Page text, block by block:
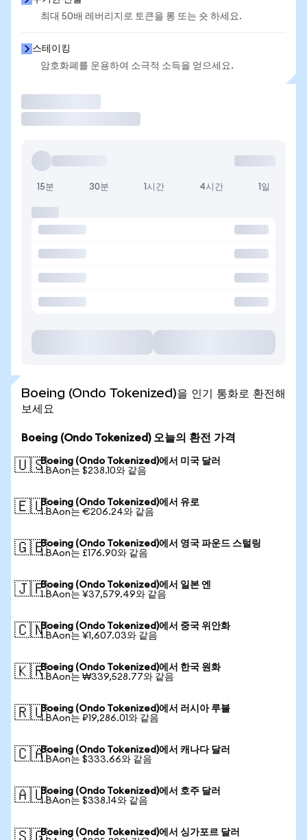
최대 50배 레버리지로 토큰을 롱 또는 숏 하세요.
스테이킹
암호화폐를 운용하여 소극적 소득을 얻으세요.
15분 30분 1시간 4시간 1일
Boeing (Ondo Tokenized)을 인기 통화로 환전해
보세요
Boeing (Ondo Tokenized) 오늘의 환전 가격
🇺🇸Boeing (Ondo Tokenized)에서 미국 달러
1 BAon는 $238.10와 같음
🇪🇺Boeing (Ondo Tokenized)에서 유로
1 BAon는 €206.24와 같음
🇬🇧Boeing (Ondo Tokenized)에서 영국 파운드 스털링
1 BAon는 £176.90와 같음
🇯🇵Boeing (Ondo Tokenized)에서 일본 엔
1 BAon는 ¥37,579.49와 같음
🇨🇳Boeing (Ondo Tokenized)에서 중국 위안화
1 BAon는 ¥1,607.03와 같음
🇰🇷Boeing (Ondo Tokenized)에서 한국 원화
1 BAon는 ₩339,528.77와 같음
🇷🇺Boeing (Ondo Tokenized)에서 러시아 루블
1 BAon는 ₽19,286.01와 같음
🇨🇦Boeing (Ondo Tokenized)에서 캐나다 달러
1 BAon는 $333.66와 같음
🇦🇺Boeing (Ondo Tokenized)에서 호주 달러
1 BAon는 $338.14와 같음
Boeing (Ondo Tokenized)에서 싱가포르 달러